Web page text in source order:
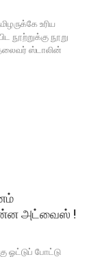
உரிய
நூற்றுக்கு நூறு
ஸ்டாலின்
அட்வைஸ் !
ஓட்டுப் போட்டு